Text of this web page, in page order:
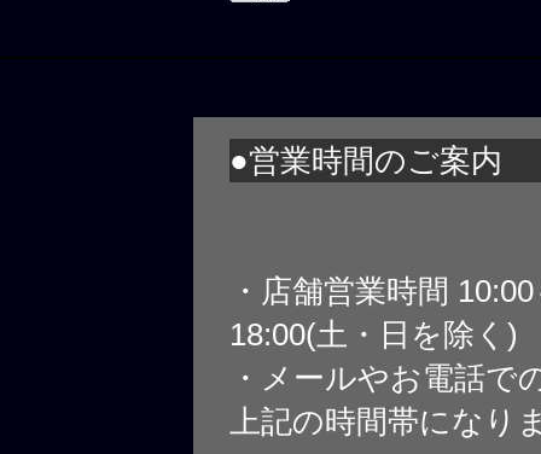
●営業時間のご案内
・店舗営業時間
18:00(土・日を除く)
・メールやお電話で
上記の時間帯になり